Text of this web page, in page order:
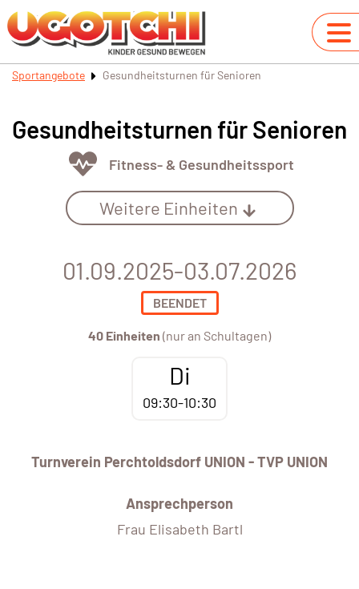
Sportangebote Gesundheitsturnen für Senioren
Gesundheitsturnen für Senioren
Fitness- & Gesundheitssport
Weitere Einheiten
01.09.2025-03.07.2026
BEENDET
40 Einheiten (nur an Schultagen)
Di
09:30-10:30
Turnverein Perchtoldsdorf UNION - TVP UNION
Ansprechperson
Frau Elisabeth Bartl